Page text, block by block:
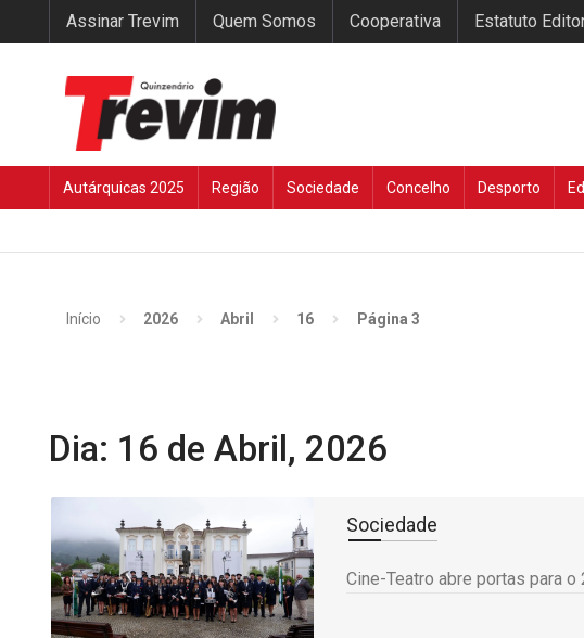
Assinar Trevim Quem Somos Cooperativa Estatuto
Autárquicas 2025 Região Sociedade Concelho Desporto
Início 2026 Abril 16 Página 3
Dia: 16 de Abril, 2026
Sociedade
Cine-Teatro abre portas para o